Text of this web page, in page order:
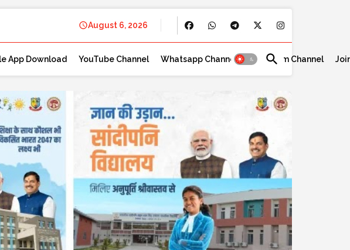
August 6, 2026
App Download YouTube Channel Whatsapp Channel Telegram Channel